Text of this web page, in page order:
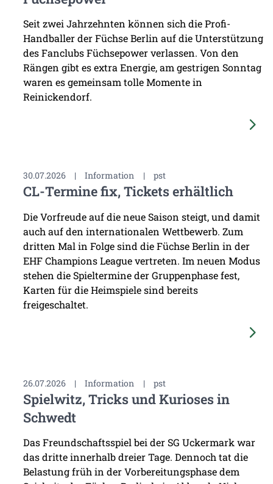
Seit zwei Jahrzehnten können sich die Profi-
Handballer der Füchse Berlin auf die Unterstützung
des Fanclubs Füchsepower verlassen. Von den
Rängen gibt es extra Energie, am gestrigen Sonntag
waren es gemeinsam tolle Momente in
Reinickendorf.
30.07.2026 | Information | pst
CL-Termine fix, Tickets erhältlich
Die Vorfreude auf die neue Saison steigt, und damit
auch auf den internationalen Wettbewerb. Zum
dritten Mal in Folge sind die Füchse Berlin in der
EHF Champions League vertreten. Im neuen Modus
stehen die Spieltermine der Gruppenphase fest,
Karten für die Heimspiele sind bereits
freigeschaltet.
26.07.2026 | Information | pst
Spielwitz, Tricks und Kurioses in
Schwedt
Das Freundschaftsspiel bei der SG Uckermark war
das dritte innerhalb dreier Tage. Dennoch tat die
Belastung früh in der Vorbereitungsphase dem